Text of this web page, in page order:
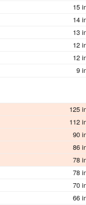
15
14
13
12
12
9
125
112
90
86
78
78
70
66